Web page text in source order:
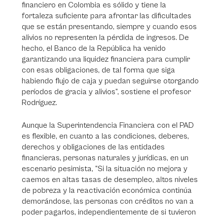
financiero en Colombia es sólido y tiene la
fortaleza suficiente para afrontar las dificultades
que se están presentando, siempre y cuando esos
alivios no representen la pérdida de ingresos. De
hecho, el Banco de la República ha venido
garantizando una liquidez financiera para cumplir
con esas obligaciones, de tal forma que siga
habiendo flujo de caja y puedan seguirse otorgando
períodos de gracia y alivios”, sostiene el profesor
Rodríguez.
Aunque la Superintendencia Financiera con el PAD
es flexible, en cuanto a las condiciones, deberes,
derechos y obligaciones de las entidades
financieras, personas naturales y jurídicas, en un
escenario pesimista, “Si la situación no mejora y
caemos en altas tasas de desempleo, altos niveles
de pobreza y la reactivación económica continúa
demorándose, las personas con créditos no van a
poder pagarlos, independientemente de si tuvieron